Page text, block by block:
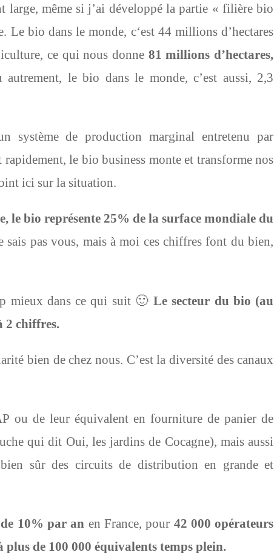
large, même si j’ai développé la partie « filière bio
Le bio dans le monde, c‘est 44 millions d’hectares
ce qui nous donne81 millions d’hectares,
le bio dans le monde, c’est aussi, 2,3
système de production marginal entretenu par
le bio business monte et transforme nos
ici sur la situation.
le bio représente 25% de la surface mondiale du
sais pas vous, mais à moi ces chiffres font du bien,
mieux dans ce qui suit 🙂Le secteur du bio (au
2 chiffres.
bien de chez nous. C’est la diversité des canaux
ou de leur équivalent en fourniture de panier de
qui dit Oui, les jardins de Cocagne), mais aussi
sûr des circuits de distribution en grande et
10% par an en France, pour 42 000 opérateurs
de 100 000 équivalents temps plein.